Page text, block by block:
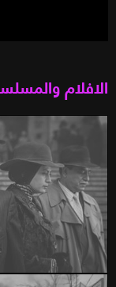
الافلام